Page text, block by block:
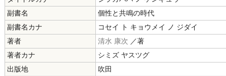
副書名
個性と共鳴の時代
副書名カナ
コセイ ト キョウメイ ノ ジダイ
著者
清水 康次 ／著
著者カナ
シミズ ヤスツグ
出版地
吹田